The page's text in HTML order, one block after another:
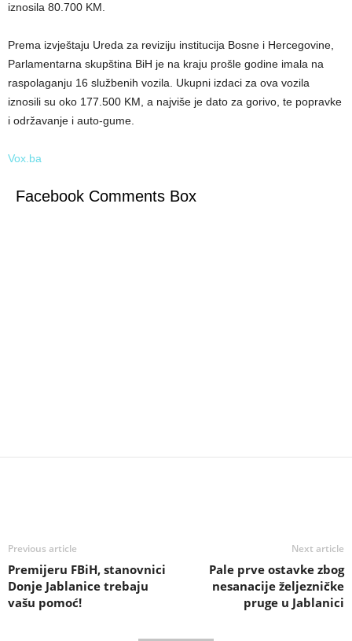
iznosila 80.700 KM.
Prema izvještaju Ureda za reviziju institucija Bosne i Hercegovine,
Parlamentarna skupština BiH je na kraju prošle godine imala na
raspolaganju 16 službenih vozila. Ukupni izdaci za ova vozila
iznosili su oko 177.500 KM, a najviše je dato za gorivo, te popravke
i održavanje i auto-gume.
Vox.ba
Facebook Comments Box
Previous article
Premijeru FBiH, stanovnici
Donje Jablanice trebaju
vašu pomoć!
Next article
Pale prve ostavke zbog
nesanacije željezničke
pruge u Jablanici